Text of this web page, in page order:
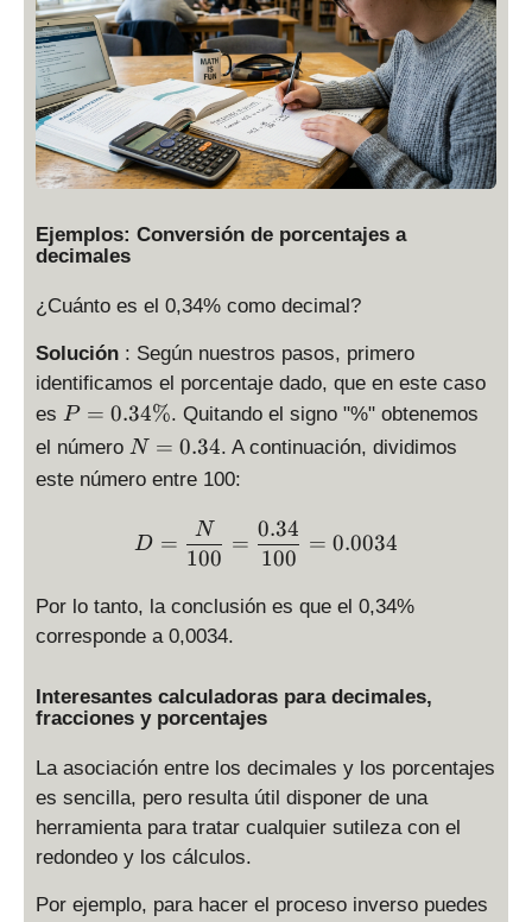
3
6
}
{
1
0
0
=
5
6
la
y
st
yl
e
\
fr
c
}
1
0
0
}
Ejemplos: Conversión de porcentajes a
decimales
¿Cuánto es el 0,34% como decimal?
Solución : Según nuestros pasos, primero
identificamos el porcentaje dado, que en este caso
es P
=
3
P = 0.34%. Quitando el signo "%" obtenemos
el número N
=
4
N = 0.34. A continuación, dividimos
este número entre 100:
D = \displaystyle
D =
100
N
=
100
0.34
= 0.0034
Por lo tanto, la conclusión es que el 0,34%
corresponde a 0,0034.
Interesantes calculadoras para decimales,
fracciones y porcentajes
La asociación entre los decimales y los porcentajes
es sencilla, pero resulta útil disponer de una
herramienta para tratar cualquier sutileza con el
redondeo y los cálculos.
Por ejemplo, para hacer el proceso inverso puedes